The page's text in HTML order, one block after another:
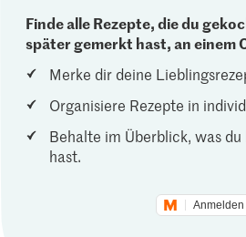
Finde alle Rezepte, die du
später gemerkt hast, an einem
Merke dir deine
Organisiere Rezepte in
Behalte im Überblick, was
hast.
Anmelden